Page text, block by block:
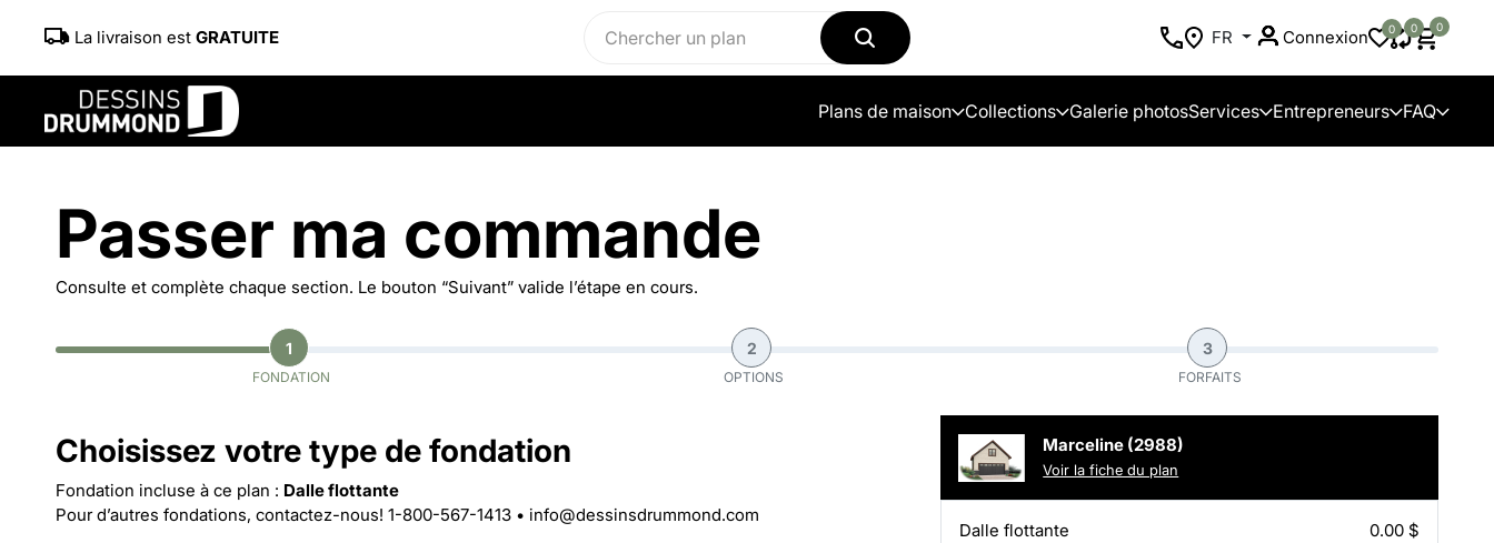
La livraison est GRATUITE FR Connexion 0 0 0
Plans de maison Collections Galerie photosServices Entrepreneurs FAQ
Passer ma commande
Consulte et complète chaque section. Le bouton “Suivant” valide l’étape en cours.
1
FONDATION
2
OPTIONS
3
FORFAITS
Choisissez votre type de fondation
Fondation incluse à ce plan : Dalle flottante
Pour d’autres fondations, contactez-nous! 1-800-567-1413 • info@dessinsdrummond.com
Marceline (2988)
Voir la fiche du plan
Dalle flottante
0.00 $